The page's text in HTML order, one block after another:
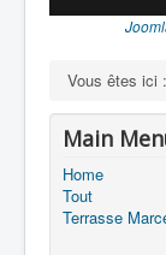
Vous êtes ici :
Main
Home
Tout
Terrasse